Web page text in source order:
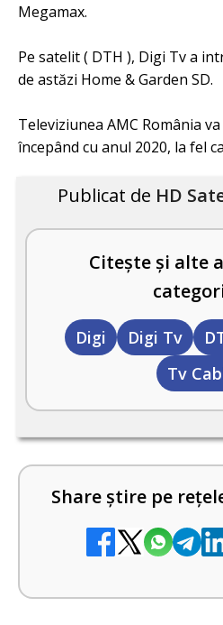
Megamax.
Pe satelit ( DTH ), Digi Tv a
de astăzi Home & Garden SD.
Televiziunea AMC România
începând cu anul 2020, la fel
Publicat de HD
Citește și alte
Digi Digi Tv
Tv
Share știre pe